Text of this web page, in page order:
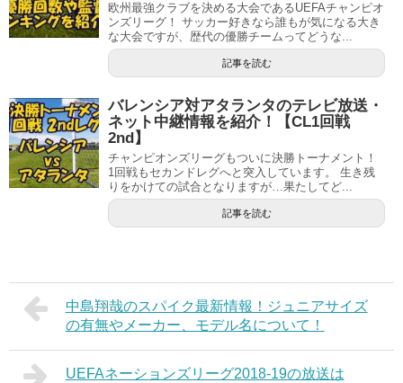
欧州最強クラブを決める大会であるUEFAチャンピオ
ンズリーグ！ サッカー好きなら誰もが気になる大き
な大会ですが、歴代の優勝チームってどうな...
記事を読む
バレンシア対アタランタのテレビ放送・
ネット中継情報を紹介！【CL1回戦
2nd】
チャンピオンズリーグもついに決勝トーナメント！
1回戦もセカンドレグへと突入しています。 生き残
りをかけての試合となりますが…果たしてど...
記事を読む
中島翔哉のスパイク最新情報！ジュニアサイズ
の有無やメーカー、モデル名について！
UEFAネーションズリーグ2018-19の放送は